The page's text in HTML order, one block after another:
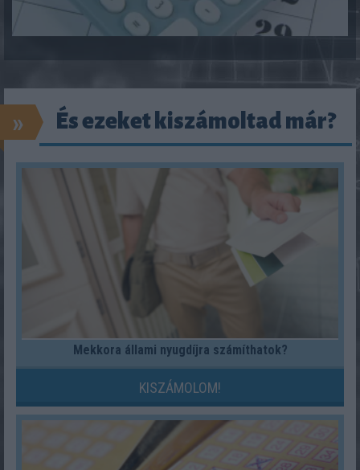
» És ezeket kiszámoltad már?
Mekkora állami nyugdíjra számíthatok?
KISZÁMOLOM!